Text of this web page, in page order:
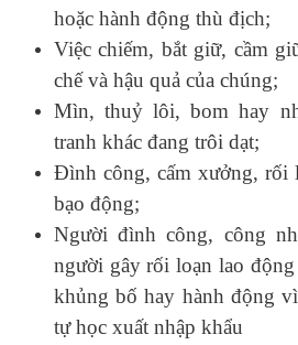
hoặc hành động thù địch;
Việc chiếm, bắt giữ, cầm
chế và hậu quả của chúng;
Mìn, thuỷ lôi, bom hay
tranh khác đang trôi dạt;
Đình công, cấm xưởng, rối
bạo động;
Người đình công, công
người gây rối loạn lao
khủng bố hay hành động
tự học xuất nhập khẩu